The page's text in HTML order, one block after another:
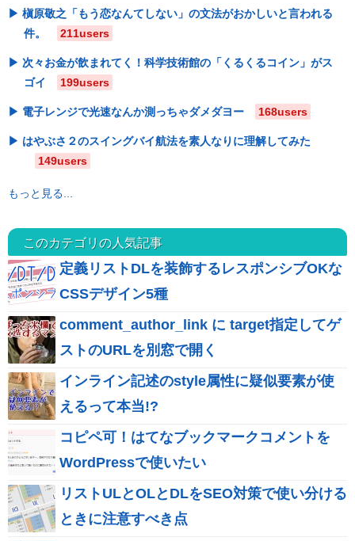
槇原敬之「もう恋なんてしない」の文法がおかしいと言われる
件。
211users
次々お金が飲まれてく！科学技術館の「くるくるコイン」がス
ゴイ
199users
電子レンジで光速なんか測っちゃダメダヨー 168users
はやぶさ２のスイングバイ航法を素人なりに理解してみた
149users
もっと見る...
このカテゴリの人気記事
定義リストDLを装飾するレスポンシブOKな
CSSデザイン5種
comment_author_link に target指定してゲ
ストのURLを別窓で開く
インライン記述のstyle属性に疑似要素が使
えるって本当!?
コピペ可！はてなブックマークコメントを
WordPressで使いたい
リストULとOLとDLをSEO対策で使い分ける
ときに注意すべき点